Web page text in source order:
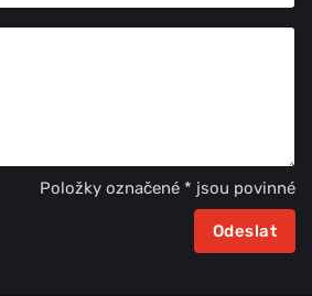
Položky označené * jsou povinné